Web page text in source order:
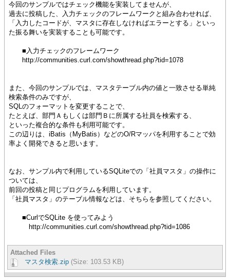
今回のサンプルではチェック機能を実装してませんが、
過去に投稿した、入力チェックのフレームワークと組み合わせれば、
「入力したコードが、マスタに存在しなければエラーとする」といっ
た振る舞いを実装することも可能です。
■入力チェックのフレームワーク
http://communities.curl.com/showthread.php?tid=1078
また、今回のサンプルでは、マスタテーブル内の値と一致させる単純
検索条件のみですが、
SQLのフォーマットを変更することで、
たとえば、部門Ａもしくは部門Ｂに所属する社員を検索する、
といった複合的な条件も利用可能です。
この辺りは、iBatis（MyBatis）などのO/Rマッパを利用することで効
率よく開発できると思います。
なお、サンプル内で利用しているSQLiteでの「社員マスタ」の操作に
ついては、
前回の投稿と同じプログラムを利用しています。
「社員マスタ」のテーブル情報などは、そちらを参照してください。
■CurlでSQLite を使ってみよう
http://communities.curl.com/showthread.php?tid=1086
Attached Files
マスタ検索.zip (Size: 103.53 KB)